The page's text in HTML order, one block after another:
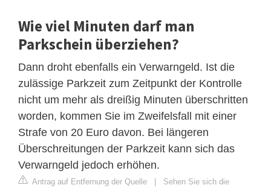
Wie viel Minuten darf man
Parkschein überziehen?
Dann droht ebenfalls ein Verwarngeld. Ist die
zulässige Parkzeit zum Zeitpunkt der Kontrolle
nicht um mehr als dreißig Minuten überschritten
worden, kommen Sie im Zweifelsfall mit einer
Strafe von 20 Euro davon. Bei längeren
Überschreitungen der Parkzeit kann sich das
Verwarngeld jedoch erhöhen.
Antrag auf Entfernung der Quelle | Sehen Sie sich die